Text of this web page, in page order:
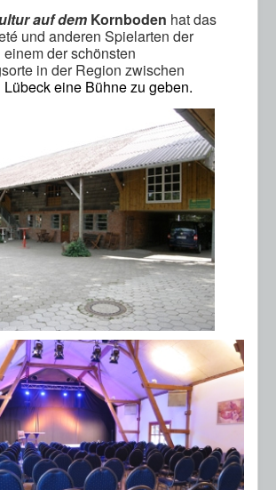
auf dem Kornboden hat das
und anderen Spielarten der
einem der schönsten
in der Region zwischen
Lübeck eine Bühne zu geben.